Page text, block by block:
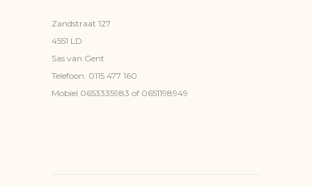
Zandstraat 127
4551 LD
Sas van Gent
Telefoon: 0115 477 160
Mobiel 0653335983 of 0651198949